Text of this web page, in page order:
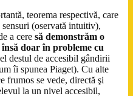
teorema respectivă, care
(oservată intuitiv),
a cere să demonstrăm o
doar în probleme cu
destul de accesibil gândirii
îi spunea Piaget). Cu alte
frumos se vede, directă şi
la un nivel accesibil,